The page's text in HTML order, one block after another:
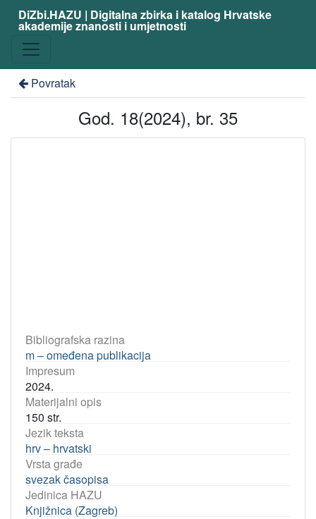
DiZbi.HAZU | Digitalna zbirka i katalog Hrvatske
akademije znanosti i umjetnosti
Povratak
God. 18(2024), br. 35
Bibliografska razina
m – omeđena publikacija
Impresum
2024.
Materijalni opis
150 str.
Jezik teksta
hrv – hrvatski
Vrsta građe
svezak časopisa
Jedinica HAZU
Knjižnica (Zagreb)